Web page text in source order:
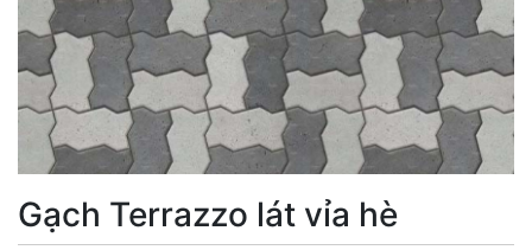
Gạch Terrazzo lát vỉa hè